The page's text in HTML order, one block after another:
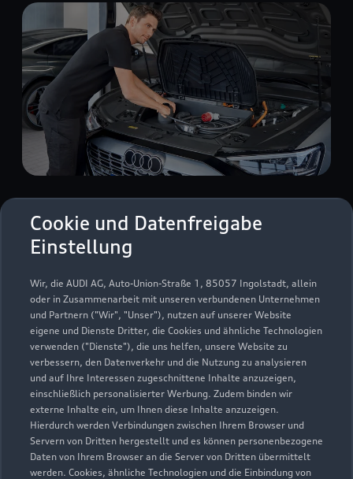
Cookie und Datenfreigabe
Einstellung
Wir, die AUDI AG, Auto-Union-Straße 1, 85057 Ingolstadt, allein
oder in Zusammenarbeit mit unseren verbundenen Unternehmen
und Partnern ("Wir", "Unser"), nutzen auf unserer Website
eigene und Dienste Dritter, die Cookies und ähnliche Technologien
verwenden ("Dienste"), die uns helfen, unsere Website zu
verbessern, den Datenverkehr und die Nutzung zu analysieren
und auf Ihre Interessen zugeschnittene Inhalte anzuzeigen,
einschließlich personalisierter Werbung. Zudem binden wir
externe Inhalte ein, um Ihnen diese Inhalte anzuzeigen.
Hierdurch werden Verbindungen zwischen Ihrem Browser und
Servern von Dritten hergestellt und es können personenbezogene
Daten von Ihrem Browser an die Server von Dritten übermittelt
werden. Cookies, ähnliche Technologien und die Einbindung von
Zur Reparatur
Zur Inspektion